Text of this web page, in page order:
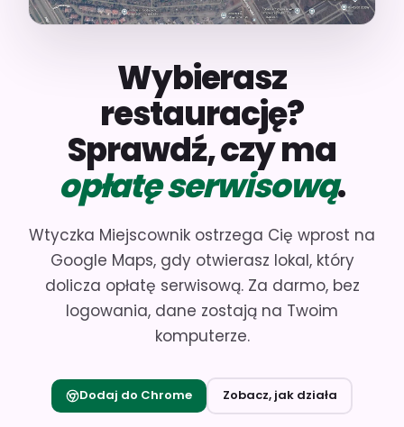
Wybierasz
restaurację?
Sprawdź, czy ma
opłatę serwisową.
Wtyczka Miejscownik ostrzega Cię wprost na
Google Maps, gdy otwierasz lokal, który
dolicza opłatę serwisową. Za darmo, bez
logowania, dane zostają na Twoim
komputerze.
Dodaj do Chrome Zobacz, jak działa